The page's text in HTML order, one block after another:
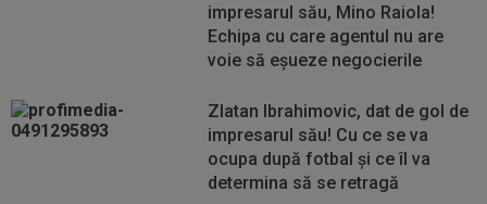
impresarul său, Mino Raiola!
Echipa cu care agentul nu are
voie să eșueze negocierile
Zlatan Ibrahimovic, dat de gol de
impresarul său! Cu ce se va
ocupa după fotbal și ce îl va
determina să se retragă